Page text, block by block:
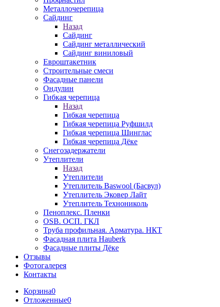
Металлочерепица
Сайдинг
Назад
Сайдинг
Сайдинг металлический
Сайдинг виниловый
Евроштакетник
Строительные смеси
Фасадные панели
Ондулин
Гибкая черепица
Назад
Гибкая черепица
Гибкая черепица Руфшилд
Гибкая черепица Шинглас
Гибкая черепица Дёке
Снегозадержатели
Утеплители
Назад
Утеплители
Утеплитель Baswool (Басвул)
Утеплитель Эковер Лайт
Утеплитель Технониколь
Пеноплекс. Пленки
OSB. ОСП. ГКЛ
Труба профильная. Арматура. НКТ
Фасадная плита Hauberk
Фасадные плиты Дёке
Отзывы
Фотогалерея
Контакты
Корзина0
Отложенные0